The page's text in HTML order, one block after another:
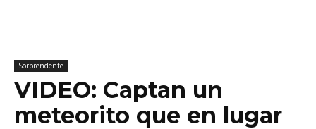
Sorprendente
VIDEO: Captan un
meteorito que en lugar